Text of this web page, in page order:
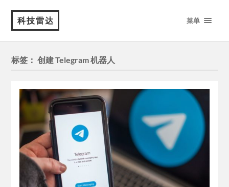
科技雷达 菜单
标签：创建 Telegram 机器人